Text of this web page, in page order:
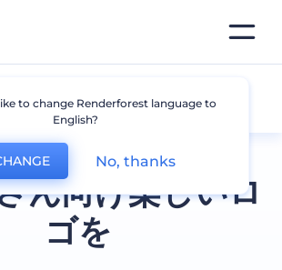
ん向け楽しいロ
ゴを
to change Renderforest language to
English?
No, thanks